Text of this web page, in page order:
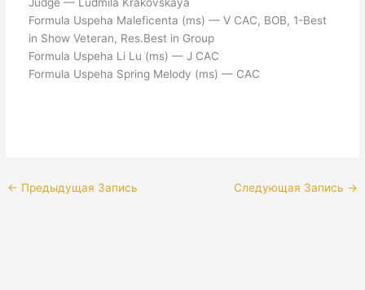
Judge — Ludmila Krakovskaya
Formula Uspeha Maleficenta (ms) — V CAC, BOB, 1-Best
in Show Veteran, Res.Best in Group
Formula Uspeha Li Lu (ms) — J CAC
Formula Uspeha Spring Melody (ms) — CAC
← Предыдущая Запись Следующая Запись →